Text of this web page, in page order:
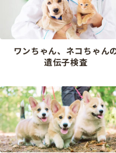
ワンちゃん、ネコちゃん
遺伝子検査